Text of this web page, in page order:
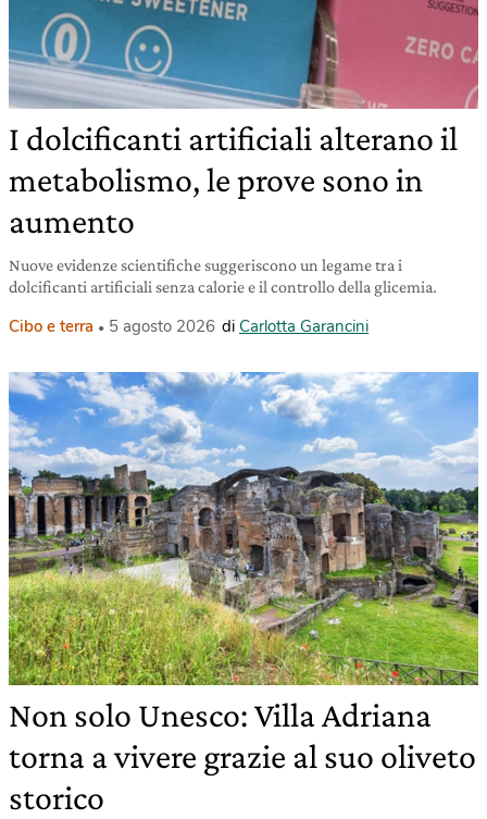
I dolcificanti artificiali alterano il
metabolismo, le prove sono in
aumento
Nuove evidenze scientifiche suggeriscono un legame tra i
dolcificanti artificiali senza calorie e il controllo della glicemia.
Cibo e terra 5 agosto 2026 di Carlotta Garancini
Non solo Unesco: Villa Adriana
torna a vivere grazie al suo oliveto
storico